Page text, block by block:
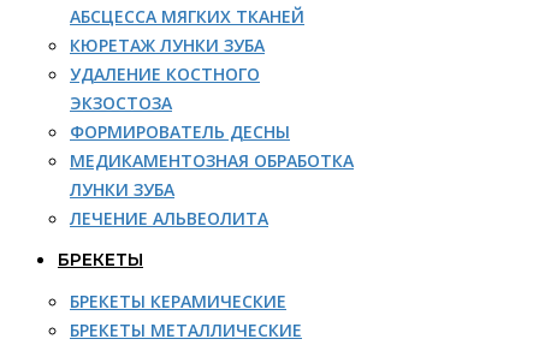
АБСЦЕССА МЯГКИХ ТКАНЕЙ
КЮРЕТАЖ ЛУНКИ ЗУБА
УДАЛЕНИЕ КОСТНОГО
ЭКЗОСТОЗА
ФОРМИРОВАТЕЛЬ ДЕСНЫ
МЕДИКАМЕНТОЗНАЯ ОБРАБОТКА
ЛУНКИ ЗУБА
ЛЕЧЕНИЕ АЛЬВЕОЛИТА
БРЕКЕТЫ
БРЕКЕТЫ КЕРАМИЧЕСКИЕ
БРЕКЕТЫ МЕТАЛЛИЧЕСКИЕ